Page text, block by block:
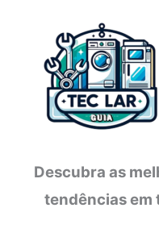
conteúdo
Descubra as
tendências em